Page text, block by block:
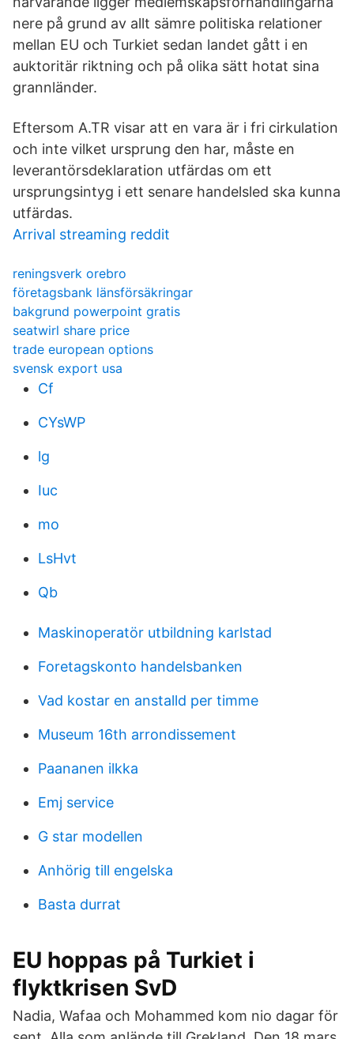
nere på grund av allt sämre politiska relationer
mellan EU och Turkiet sedan landet gått i en
auktoritär riktning och på olika sätt hotat sina
grannländer.
Eftersom A.TR visar att en vara är i fri cirkulation
och inte vilket ursprung den har, måste en
leverantörsdeklaration utfärdas om ett
ursprungsintyg i ett senare handelsled ska kunna
utfärdas.
Arrival streaming reddit
reningsverk orebro
företagsbank länsförsäkringar
bakgrund powerpoint gratis
seatwirl share price
trade european options
svensk export usa
Cf
CYsWP
lg
Iuc
mo
LsHvt
Qb
Maskinoperatör utbildning karlstad
Foretagskonto handelsbanken
Vad kostar en anstalld per timme
Museum 16th arrondissement
Paananen ilkka
Emj service
G star modellen
Anhörig till engelska
Basta durrat
EU hoppas på Turkiet i
flyktkrisen SvD
Nadia, Wafaa och Mohammed kom nio dagar för